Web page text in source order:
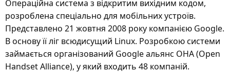
Операційна система з відкритим вихідним кодом,
розроблена спеціально для мобільних устроїв.
Представлено 21 жовтня 2008 року компанією Google.
В основу її ліг всюдисущий Linux. Розробкою системи
займається організований Google альянс OHA (Open
Handset Alliance), у який входить 48 компаній.